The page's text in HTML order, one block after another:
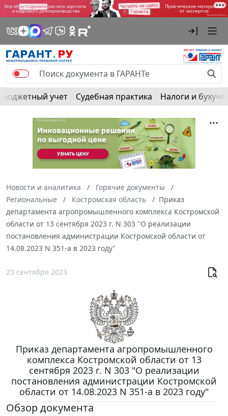
Бюджетный учет Судебная практика Налоги и
Новости и аналитика
Горячие документы
Региональные
Костромская область
Приказ
департамента агропромышленного комплекса Костромской
области от 13 сентября 2023 г. N 303 "О реализации
постановления администрации Костромской области от
14.08.2023 N 351-а в 2023 году"
23 сентября 2023
Приказ департамента агропромышленного
комплекса Костромской области от 13
сентября 2023 г. N 303 "О реализации
постановления администрации Костромской
области от 14.08.2023 N 351-а в 2023 году"
Обзор документа